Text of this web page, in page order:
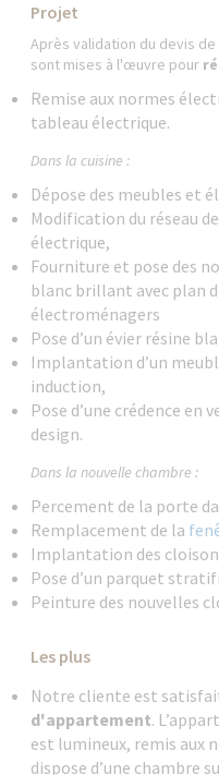
Projet
Après validation du devis
sont mises à l'œuvre pour
Remise aux normes
tableau électrique.
Dans la cuisine :
Dépose des meubles et
Modification du réseau
électrique,
Fourniture et pose des
blanc brillant avec plan
électroménagers
Pose d’un évier résine
Implantation d’un
induction,
Pose d’une crédence en
design.
Dans la nouvelle chambre :
Percement de la porte
Remplacement de la
Implantation des
Pose d’un parquet
Peinture des nouvelles
Les plus
Notre cliente est
d'appartement.
est lumineux, remis aux
dispose d’une chambre